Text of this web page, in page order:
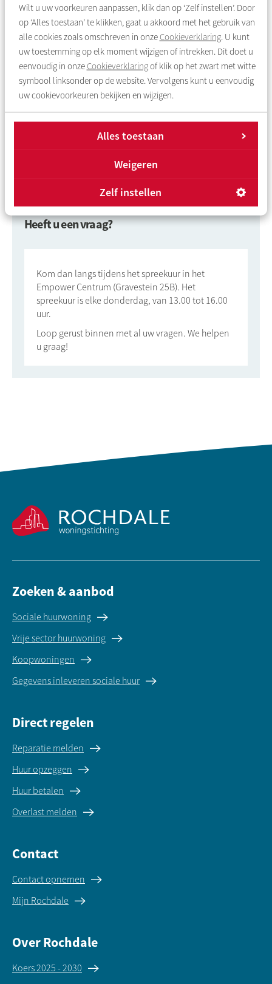
Wilt u uw voorkeuren aanpassen, klik dan op ‘Zelf instellen’. Door
op ‘Alles toestaan’ te klikken, gaat u akkoord met het gebruik van
alle cookies zoals omschreven in onze Cookieverklaring. U kunt
uw toestemming op elk moment wijzigen of intrekken. Dit doet u
eenvoudig in onze Cookieverklaringof klik op het zwart met witte
symbool linksonder op de website. Vervolgens kunt u eenvoudig
uw cookievoorkeuren bekijken en wijzigen.
Alles toestaan
Weigeren
Zelf instellen
Geldershoofd en Gravestein. Beide flats worden de komende
jaren grootschalig gerenoveerd, waardoor alle bewoners
moeten verhuizen. We vinden het belangrijk dat iedereen de
mogelijkheid heeft om in Amsterdam Zuidoost te blijven
wonen als zij dit willen. Bewoners uit Geldershoofd en
Gravestein krijgen daarom voorrang om naar de sociale
huurwoningen in Het Kralenhof te verhuizen.
Meer info over Geldershoofd & Gravestein
Heeft u een vraag?
Kom dan langs tijdens het spreekuur in het
Empower Centrum (Gravestein 25B). Het
spreekuur is elke donderdag, van 13.00 tot 16.00
uur.
Loop gerust binnen met al uw vragen. We helpen
u graag!
Zoeken & aanbod
Sociale huurwoning
Vrije sector huurwoning
Koopwoningen
Gegevens inleveren sociale huur
Direct regelen
Reparatie melden
Huur opzeggen
Huur betalen
Overlast melden
Contact
Contact opnemen
Mijn Rochdale
Over Rochdale
Koers 2025 - 2030